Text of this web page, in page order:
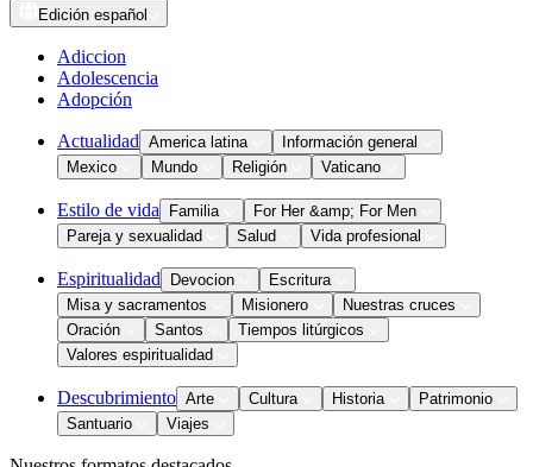
Edición español
Adiccion
Adolescencia
Adopción
Actualidad America latina
Información general
Mexico
Mundo Religión Vaticano
Estilo de vida Familia
For Her &amp; For Men
Pareja y sexualidad
Salud Vida profesional
Espiritualidad Devocion
Escritura
Misa y sacramentos
Misionero
Nuestras cruces
Oración
Santos
Tiempos litúrgicos
Valores espiritualidad
Descubrimiento Arte Cultura Historia
Patrimonio
Santuario
Viajes